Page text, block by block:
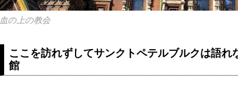
血の上の教会
ここを訪れずしてサンクトペテルブルクは語
館